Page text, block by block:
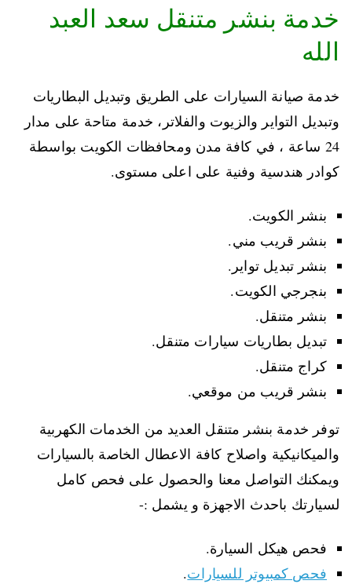
خدمة بنشر متنقل سعد العبد
الله
خدمة صيانة السيارات على الطريق وتبديل البطاريات
وتبديل التواير والزيوت والفلاتر، خدمة متاحة على مدار
24 ساعة ، في كافة مدن ومحافظات الكويت بواسطة
كوادر هندسية وفنية على اعلى مستوى.
بنشر الكويت.
بنشر قريب مني.
بنشر تبديل تواير.
بنجرجي الكويت.
بنشر متنقل.
تبديل بطاريات سيارات متنقل.
كراج متنقل.
بنشر قريب من موقعي.
توفر خدمة بنشر متنقل العديد من الخدمات الكهربية
والميكانيكية واصلاح كافة الاعطال الخاصة بالسيارات
ويمكنك التواصل معنا والحصول على فحص كامل
لسيارتك باحدث الاجهزة و يشمل :-
فحص هيكل السيارة.
فحص كمبيوتر للسيارات.